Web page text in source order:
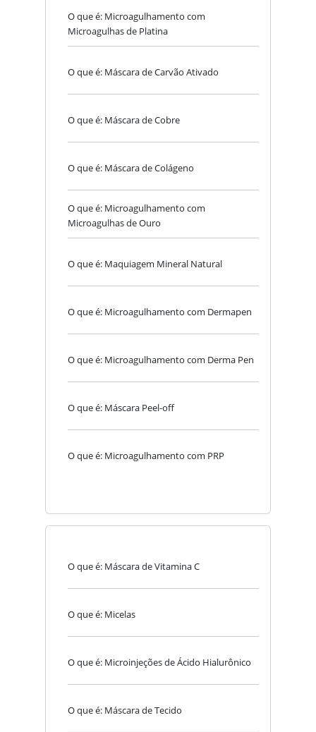
O que é: Microagulhamento com
Microagulhas de Platina
O que é: Máscara de Carvão Ativado
O que é: Máscara de Cobre
O que é: Máscara de Colágeno
O que é: Microagulhamento com
Microagulhas de Ouro
O que é: Maquiagem Mineral Natural
O que é: Microagulhamento com Dermapen
O que é: Microagulhamento com Derma Pen
O que é: Máscara Peel-off
O que é: Microagulhamento com PRP
O que é: Máscara de Vitamina C
O que é: Micelas
O que é: Microinjeções de Ácido Hialurônico
O que é: Máscara de Tecido